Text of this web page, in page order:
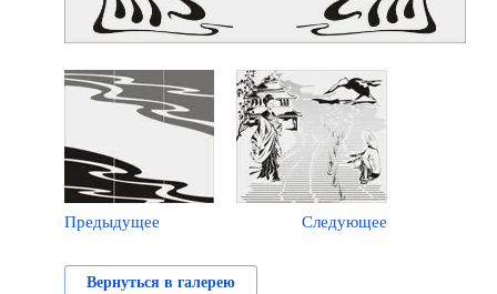
Предыдущее Следующее
Вернуться в галерею